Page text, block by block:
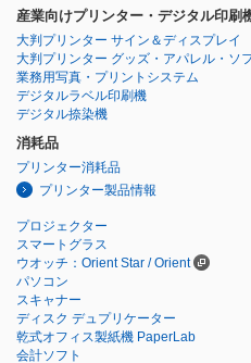
産業向けプリンター・デジタル印刷
大判プリンター サイン＆ディスプレイ
大判プリンター グッズ・アパレル・ソ
業務用写真・プリントシステム
デジタルラベル印刷機
デジタル捺染機
消耗品
プリンター消耗品
プリンター製品情報
プロジェクター
スマートグラス
ウオッチ：Orient Star / Orient
パソコン
スキャナー
ディスク デュプリケーター
乾式オフィス製紙機 PaperLab
会計ソフト